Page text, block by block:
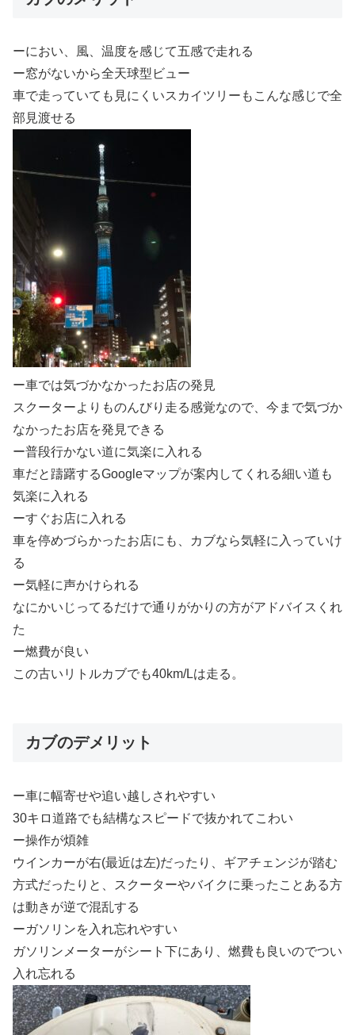
ーにおい、風、温度を感じて五感で走れる
ー窓がないから全天球型ビュー
車で走っていても見にくいスカイツリーもこんな感じで全
部見渡せる
ー車では気づかなかったお店の発見
スクーターよりものんびり走る感覚なので、今まで気づか
なかったお店を発見できる
ー普段行かない道に気楽に入れる
車だと躊躇するGoogleマップが案内してくれる細い道も
気楽に入れる
ーすぐお店に入れる
車を停めづらかったお店にも、カブなら気軽に入っていけ
る
ー気軽に声かけられる
なにかいじってるだけで通りがかりの方がアドバイスくれ
た
ー燃費が良い
この古いリトルカブでも40km/Lは走る。
カブのデメリット
ー車に幅寄せや追い越しされやすい
30キロ道路でも結構なスピードで抜かれてこわい
ー操作が煩雑
ウインカーが右(最近は左)だったり、ギアチェンジが踏む
方式だったりと、スクーターやバイクに乗ったことある方
は動きが逆で混乱する
ーガソリンを入れ忘れやすい
ガソリンメーターがシート下にあり、燃費も良いのでつい
入れ忘れる